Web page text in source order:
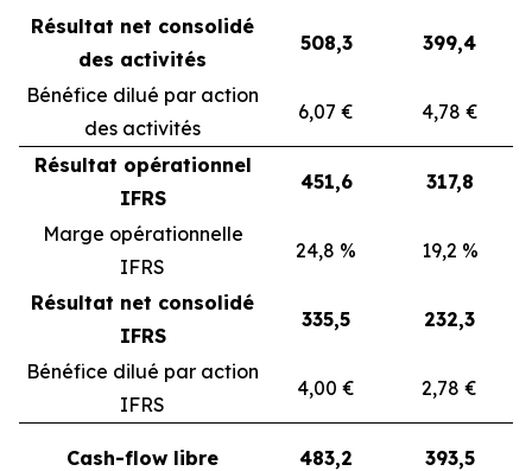
Résultat net consolidé
des activités
508,3 399,4
Bénéfice dilué par action
des activités
6,07 € 4,78 €
Résultat opérationnel
IFRS
451,6 317,8
Marge opérationnelle
IFRS
24,8 % 19,2 %
Résultat net consolidé
IFRS
335,5 232,3
Bénéfice dilué par action
IFRS
4,00 € 2,78 €
Cash-flow libre 483,2 393,5